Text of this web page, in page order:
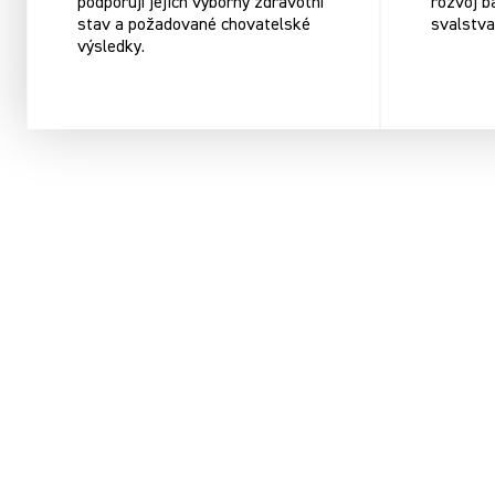
podporují jejich výborný zdravotní
stav a požadované chovatelské
výsledky.
rozvoj